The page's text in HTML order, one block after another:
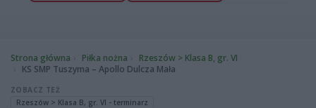
Strona główna Piłka nożna
Rzeszów > Klasa B, gr. VI
KS SMP Tuszyma – Apollo Dulcza Mała
ZOBACZ TEŻ
Rzeszów > Klasa B, gr. VI - terminarz